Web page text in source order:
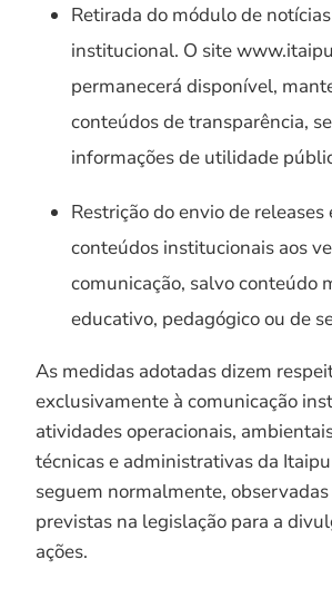
Retirada do módulo de
institucional. O site
permanecerá disponível,
conteúdos de transparência,
informações de utilidade
Restrição do envio de releases
conteúdos institucionais aos
comunicação, salvo conteúdo
educativo, pedagógico ou de
As medidas adotadas dizem
exclusivamente à comunicação
atividades operacionais,
técnicas e administrativas da
seguem normalmente,
previstas na legislação para a
ações.